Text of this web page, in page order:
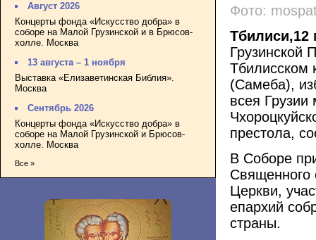
Август 2026
Концерты фонда «Искусство добра» в
соборе на Малой Грузинской и в Брюсов-
холле. Москва
13 августа – 1 ноября
Выставка «Елизаветинская Библия».
Москва
Сентябрь 2026
Концерты фонда «Искусство добра» в
соборе на Малой Грузинской и Брюсов-
холле. Москва
Все »
Фото:
Тбилиси,12
Грузинской
Тбилисском
(Самеба),
всея Грузии
престола,
В Соборе
Священного
Церкви,
епархий
страны.